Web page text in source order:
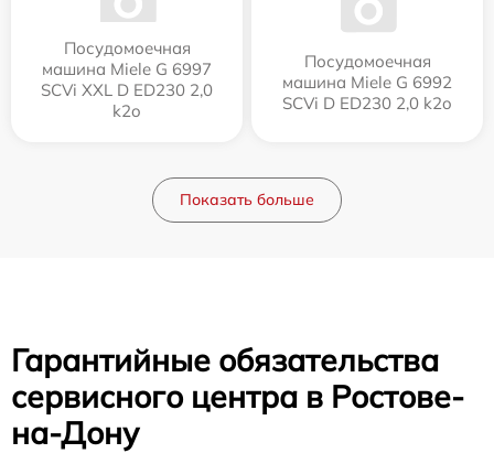
Посудомоечная
машина Miele G 6997
SCVi XXL D ED230 2,0
k2o
Посудомоечная
машина Miele G 6992
SCVi D ED230 2,0 k2o
Показать больше
Гарантийные обязательства
сервисного центра в Ростове-
на-Дону